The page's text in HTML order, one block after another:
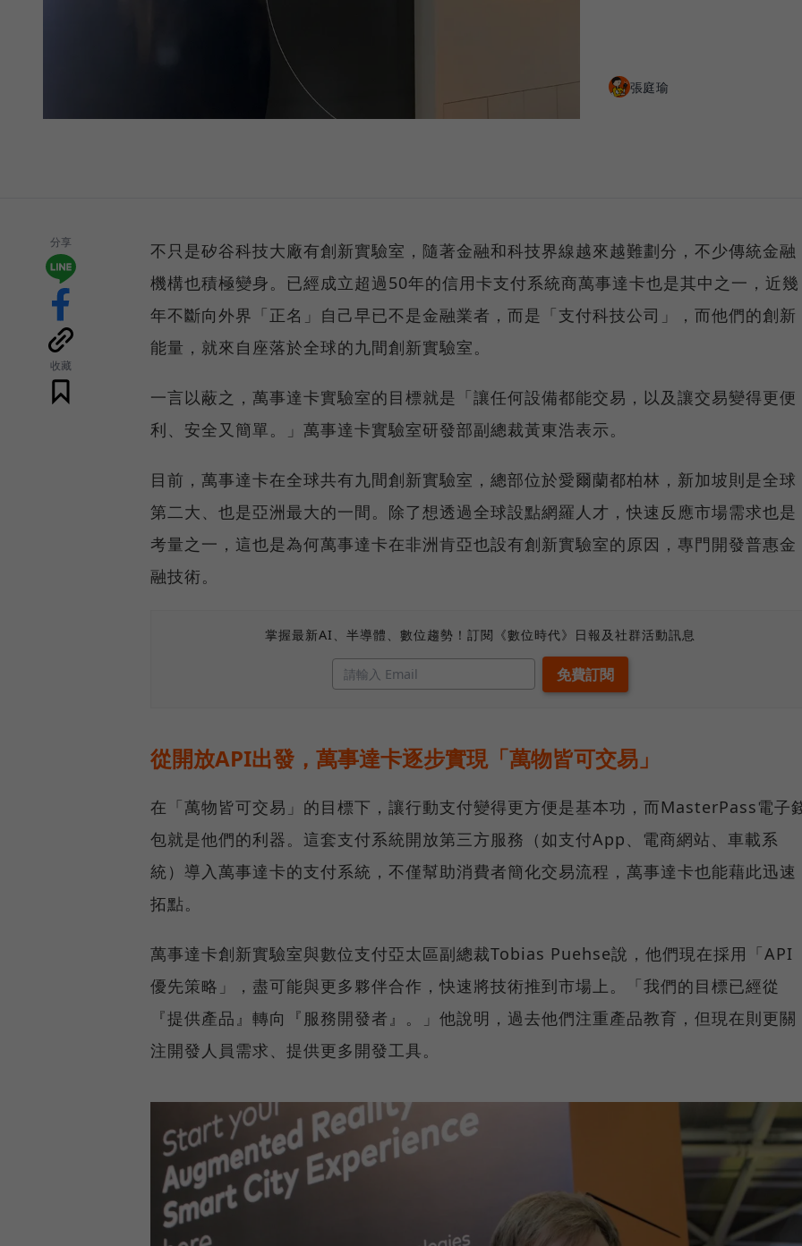
張庭瑜
分享
收藏
不只是矽谷科技大廠有創新實驗室，隨著金融和科技界線越來越難劃分，不少傳統金融
機構也積極變身。已經成立超過50年的信用卡支付系統商萬事達卡也是其中之一，近幾
年不斷向外界「正名」自己早已不是金融業者，而是「支付科技公司」，而他們的創新
能量，就來自座落於全球的九間創新實驗室。
一言以蔽之，萬事達卡實驗室的目標就是「讓任何設備都能交易，以及讓交易變得更便
利、安全又簡單。」萬事達卡實驗室研發部副總裁黃東浩表示。
目前，萬事達卡在全球共有九間創新實驗室，總部位於愛爾蘭都柏林，新加坡則是全球
第二大、也是亞洲最大的一間。除了想透過全球設點網羅人才，快速反應市場需求也是
考量之一，這也是為何萬事達卡在非洲肯亞也設有創新實驗室的原因，專門開發普惠金
融技術。
掌握最新AI、半導體、數位趨勢！訂閱《數位時代》日報及社群活動訊息
從開放API出發，萬事達卡逐步實現「萬物皆可交易」
在「萬物皆可交易」的目標下，讓行動支付變得更方便是基本功，而MasterPass電子
包就是他們的利器。這套支付系統開放第三方服務（如支付App、電商網站、車載系
統）導入萬事達卡的支付系統，不僅幫助消費者簡化交易流程，萬事達卡也能藉此迅速
拓點。
萬事達卡創新實驗室與數位支付亞太區副總裁Tobias Puehse說，他們現在採用「API
優先策略」，盡可能與更多夥伴合作，快速將技術推到市場上。「我們的目標已經從
『提供產品』轉向『服務開發者』。」他說明，過去他們注重產品教育，但現在則更關
注開發人員需求、提供更多開發工具。